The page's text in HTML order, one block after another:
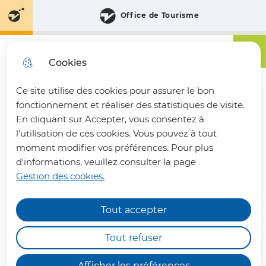
Cookies
Ce site utilise des cookies pour assurer le bon
fonctionnement et réaliser des statistiques de visite.
En cliquant sur Accepter, vous consentez à
l'utilisation de ces cookies. Vous pouvez à tout
moment modifier vos préférences. Pour plus
d'informations, veuillez consulter la page
Gestion des cookies.
Tout accepter
Tout refuser
menu
Aller à la
Aller au
principal
du site
fermer
INFOS PRATIQUES
Les déchèteries intercommunales de Bohain-
en-Vermandois, Joncourt et Vermand,
Office de Tourisme
Communauté de Communes du Pays du Vermandois
Menu principal
Ateliers créatifs fête des
parents